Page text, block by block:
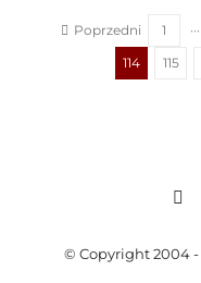
Poprzedni 1 ···
114
115
© Copyright 2004 -